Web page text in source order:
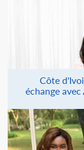
Côte
échange